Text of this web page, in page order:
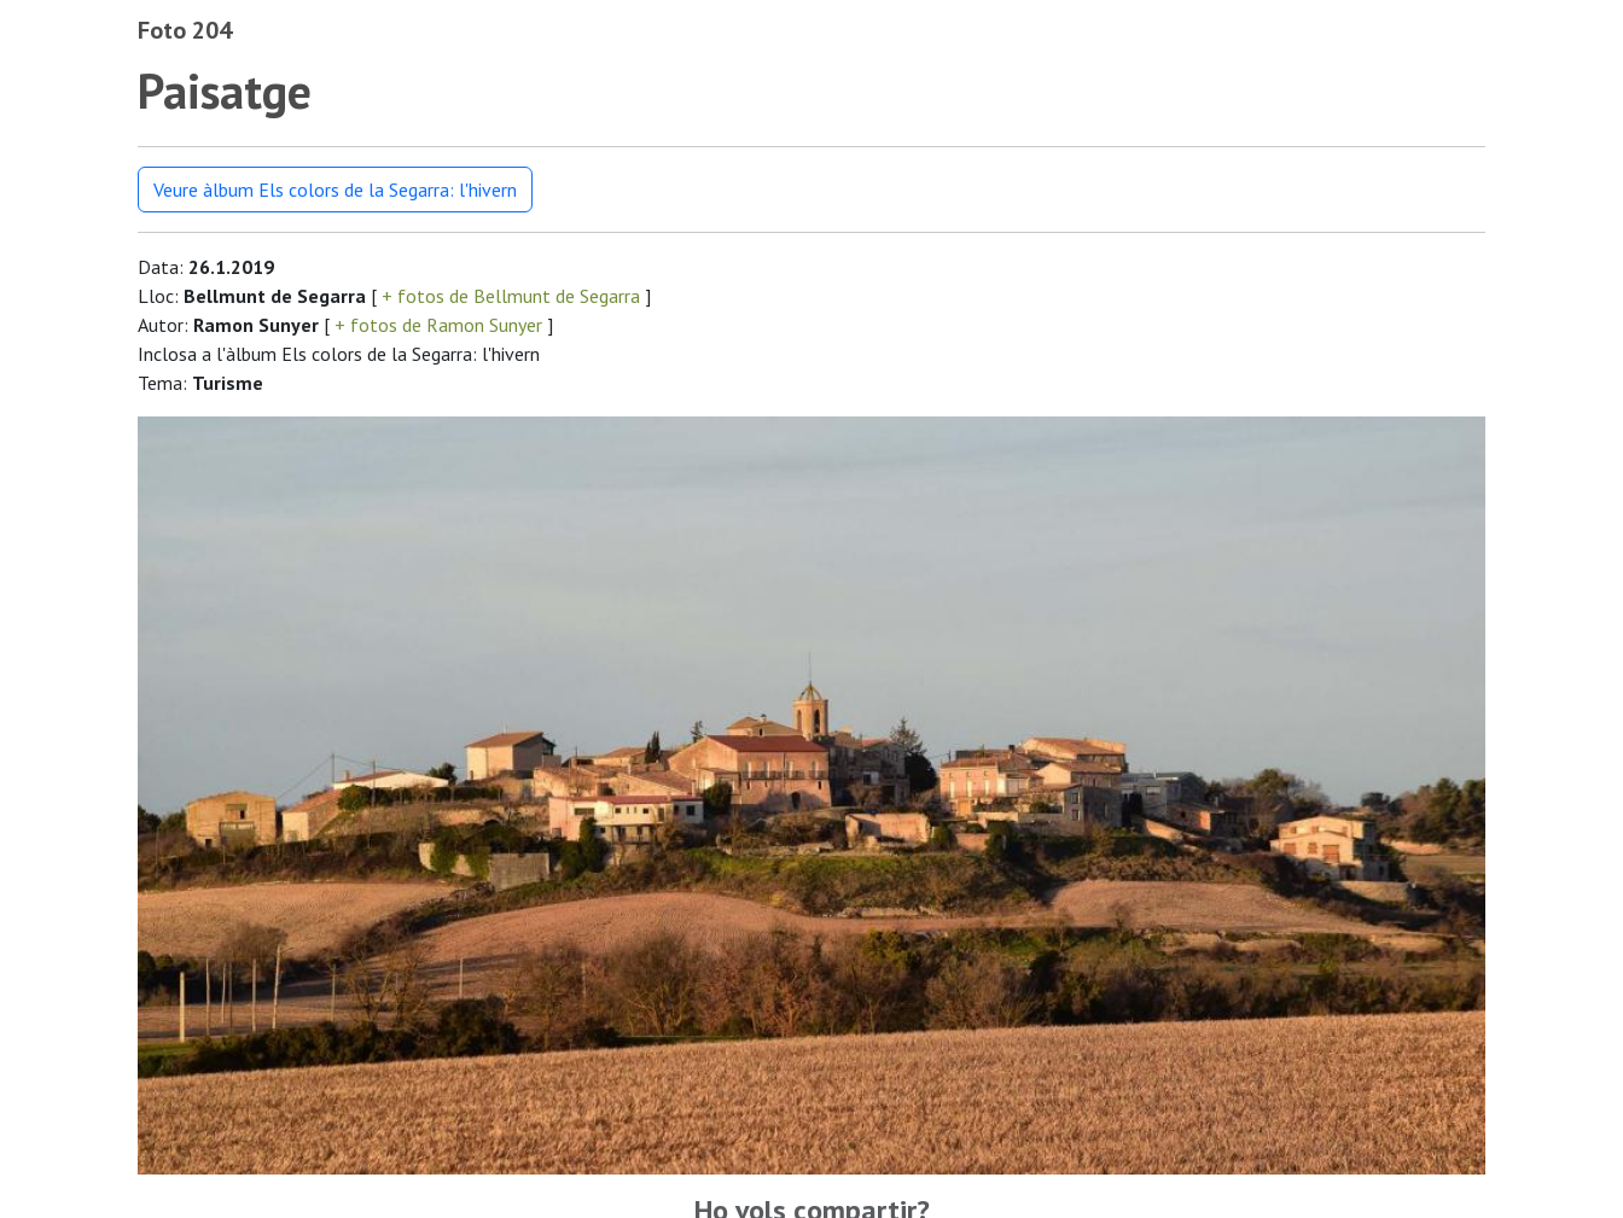
Foto 204
Paisatge
Veure àlbum Els colors de la Segarra: l'hivern
Data: 26.1.2019
Lloc: Bellmunt de Segarra [ + fotos de Bellmunt de Segarra ]
Autor: Ramon Sunyer [ + fotos de Ramon Sunyer ]
Inclosa a l'àlbum Els colors de la Segarra: l'hivern
Tema: Turisme
Ho vols compartir?